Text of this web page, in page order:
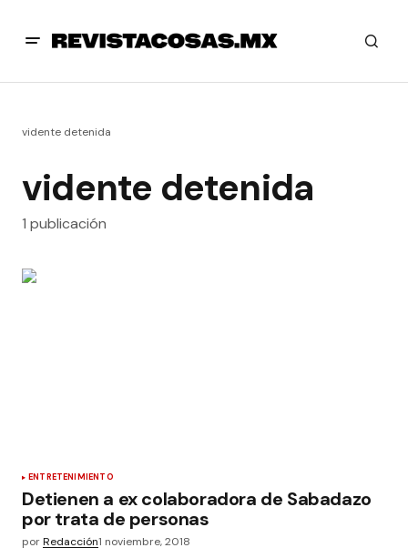
vidente detenida
vidente detenida
1 publicación
ENTRETENIMIENTO
Detienen a ex colaboradora de Sabadazo
por trata de personas
porRedacción1 noviembre, 2018